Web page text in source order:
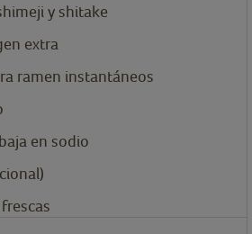
y shitake
extra
ramen instantáneos
en sodio